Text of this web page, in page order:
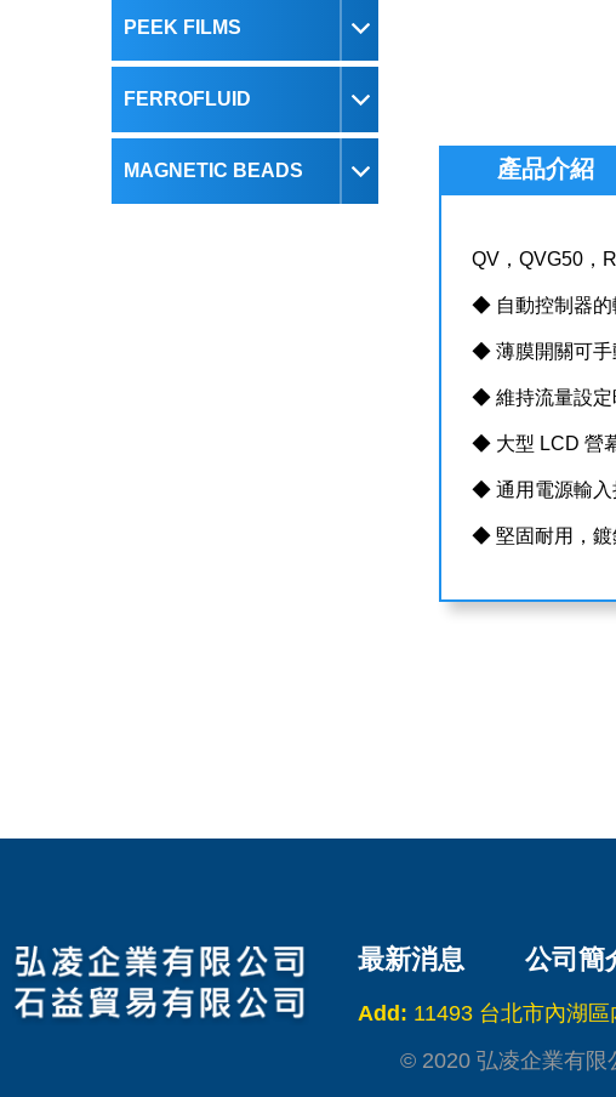
PEEK FILMS
FERROFLUID
MAGNETIC BEADS 產品介紹
QV，QVG50，
◆ 自動控制器的
◆ 薄膜開關可手
◆ 維持流量設定
◆ 大型 LCD 營
◆ 通用電源輸入
◆ 堅固耐用，鍍
最新消息 公司簡
Add: 11493 台北市內湖
© 2020 弘凌企業有限